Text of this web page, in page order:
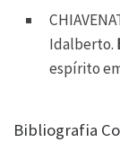
Idalberto.
espírito
Bibliografia